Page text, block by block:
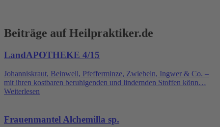
Beiträge auf Heilpraktiker.de
LandAPOTHEKE 4/15
Johanniskraut, Beinwell, Pfefferminze, Zwiebeln, Ingwer & Co. –
mit ihren kostbaren beruhigenden und lindernden Stoffen könn…
Weiterlesen
Frauenmantel Alchemilla sp.